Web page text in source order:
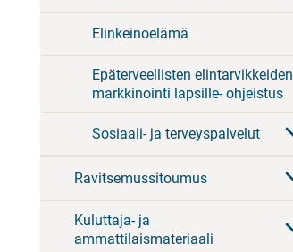
Elinkeinoelämä
Epäterveellisten elintarvikkeiden
markkinointi lapsille- ohjeistus
Sosiaali- ja terveyspalvelut
Ravitsemussitoumus
Kuluttaja- ja
ammattilaismateriaali